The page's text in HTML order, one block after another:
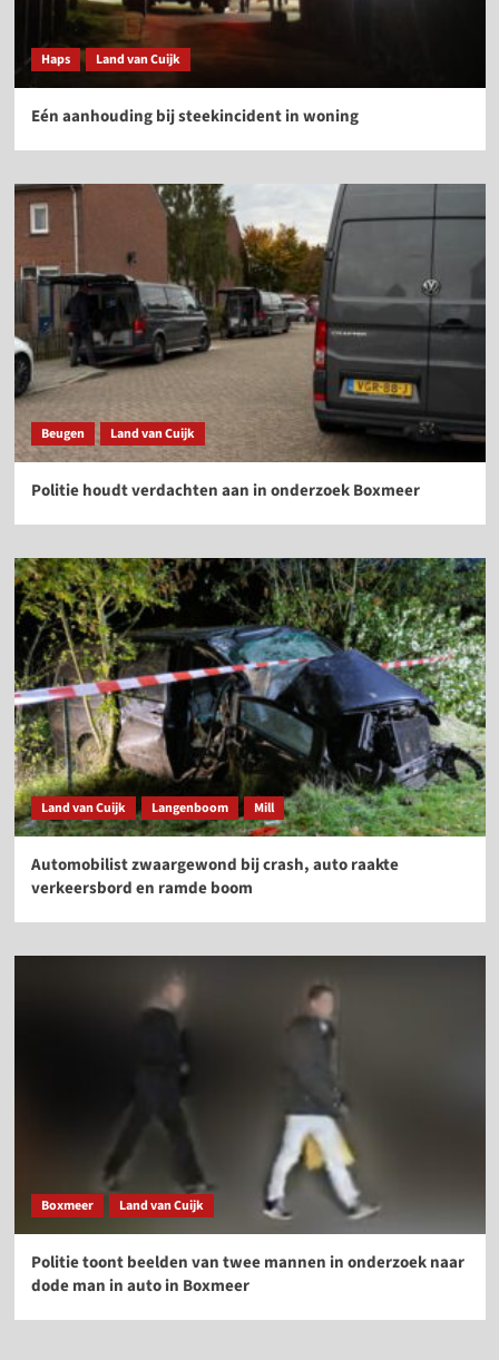
Haps Land van Cuijk
Eén aanhouding bij steekincident in woning
Beugen Land van Cuijk
Politie houdt verdachten aan in onderzoek Boxmeer
Land van Cuijk Langenboom Mill
Automobilist zwaargewond bij crash, auto raakte
verkeersbord en ramde boom
Boxmeer Land van Cuijk
Politie toont beelden van twee mannen in onderzoek naar
dode man in auto in Boxmeer